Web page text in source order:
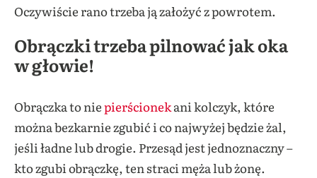
Oczywiście rano trzeba ją założyć z powrotem.
Obrączki trzeba pilnować jak oka
w głowie!
Obrączka to niepierścionekani kolczyk, które
można bezkarnie zgubić i co najwyżej będzie żal,
jeśli ładne lub drogie. Przesąd jest jednoznaczny –
kto zgubi obrączkę, ten straci męża lub żonę.